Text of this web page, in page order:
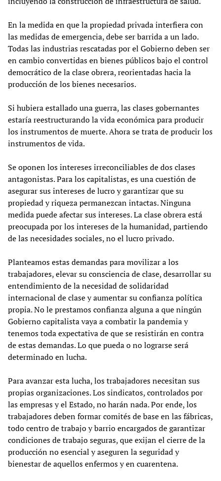
En la medida en que la propiedad privada interfiera con
las medidas de emergencia, debe ser barrida a un lado.
Todas las industrias rescatadas por el Gobierno deben ser
en cambio convertidas en bienes públicos bajo el control
democrático de la clase obrera, reorientadas hacia la
producción de los bienes necesarios.
Si hubiera estallado una guerra, las clases gobernantes
estaría reestructurando la vida económica para producir
los instrumentos de muerte. Ahora se trata de producir los
instrumentos de vida.
Se oponen los intereses irreconciliables de dos clases
antagonistas. Para los capitalistas, es una cuestión de
asegurar sus intereses de lucro y garantizar que su
propiedad y riqueza permanezcan intactas. Ninguna
medida puede afectar sus intereses. La clase obrera está
preocupada por los intereses de la humanidad, partiendo
de las necesidades sociales, no el lucro privado.
Planteamos estas demandas para movilizar a los
trabajadores, elevar su consciencia de clase, desarrollar su
entendimiento de la necesidad de solidaridad
internacional de clase y aumentar su confianza política
propia. No le prestamos confianza alguna a que ningún
Gobierno capitalista vaya a combatir la pandemia y
tenemos toda expectativa de que se resistirán en contra
de estas demandas. Lo que pueda o no lograrse será
determinado en lucha.
Para avanzar esta lucha, los trabajadores necesitan sus
propias organizaciones. Los sindicatos, controlados por
las empresas y el Estado, no harán nada. Por ende, los
trabajadores deben formar comités de base en las fábricas,
todo centro de trabajo y barrio encargados de garantizar
condiciones de trabajo seguras, que exijan el cierre de la
producción no esencial y aseguren la seguridad y
bienestar de aquellos enfermos y en cuarentena.